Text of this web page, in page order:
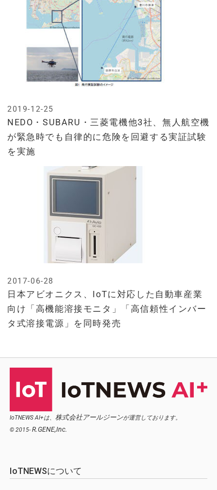
NEDO・SUBARU・三菱電機他3社、無人航空機
が緊急時でも自律的に危険を回避する実証試験
を実施
2019-12-25
日本アビオニクス、IoTに対応した自動車産業
向け「高機能溶接モニタ」「高信頼性インバー
タ式溶接電源」を同時発売
2017-06-28
IoTNEWS AI+は、 株式会社アールジーンが運営しております。
© 2015- R.GENE,Inc.
IoTNEWSについて